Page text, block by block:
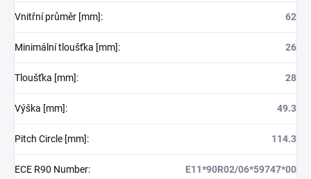
Vnitřní průměr [mm]: 62
Minimální tloušťka [mm]: 26
Tloušťka [mm]: 28
Výška [mm]: 49.3
Pitch Circle [mm]: 114.3
ECE R90 Number: E11*90R02/06*59747*00